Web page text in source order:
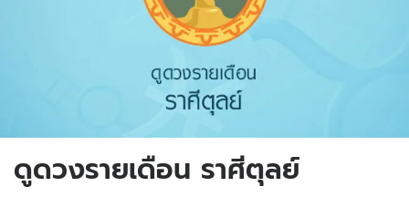
ดูดวงรายเดือน ราศีตุลย์